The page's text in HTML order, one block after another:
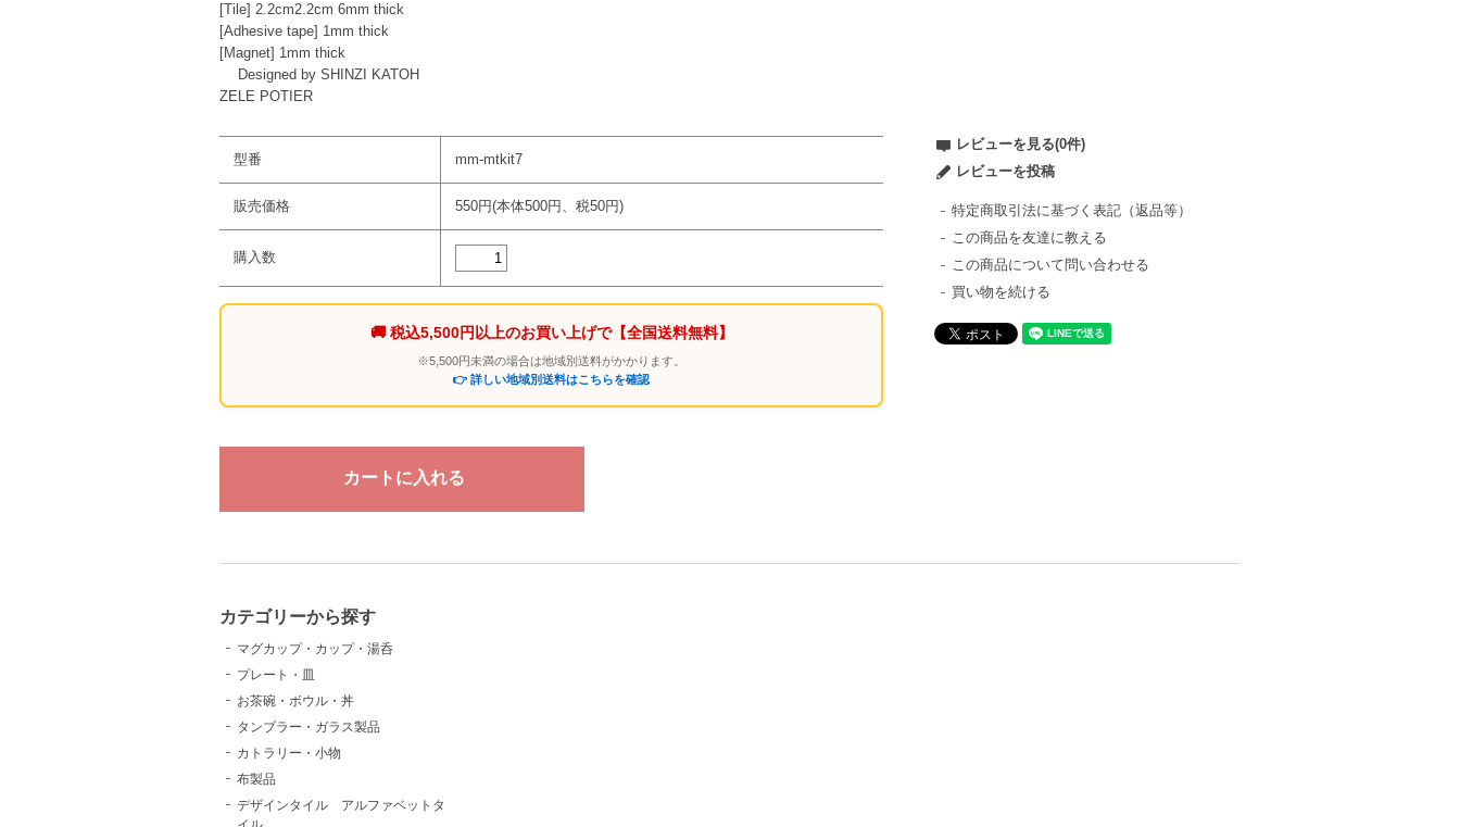
[Tile] 2.2cm2.2cm 6mm thick
[Adhesive tape] 1mm thick
[Magnet] 1mm thick
Designed by SHINZI KATOH
ZELE POTIER
型番 mm-mtkit7
販売価格 550円(本体500円、税50円)
購入数
🚚 税込5,500円以上のお買い上げで【全国送料無料】
※5,500円未満の場合は地域別送料がかかります。
👉 詳しい地域別送料はこちらを確認
レビューを見る(0件)
レビューを投稿
特定商取引法に基づく表記（返品等）
この商品を友達に教える
この商品について問い合わせる
買い物を続ける
カテゴリーから探す
マグカップ・カップ・湯呑
プレート・皿
お茶碗・ボウル・丼
タンブラー・ガラス製品
カトラリー・小物
布製品
デザインタイル アルファベットタ